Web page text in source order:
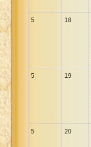
5 18
5 19
5 20